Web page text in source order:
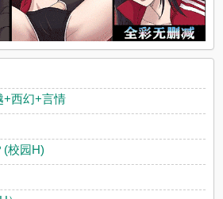
+西幻+言情
(校园H)